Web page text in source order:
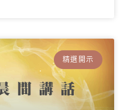
精選開示